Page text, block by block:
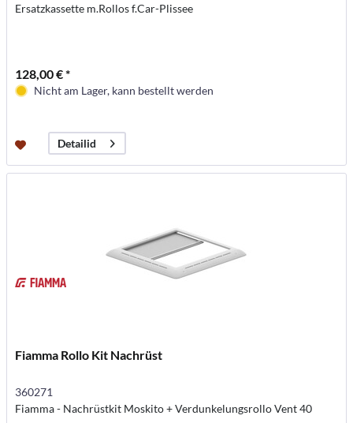
Ersatzkassette m.Rollos f.Car-Plissee
128,00 € *
Nicht am Lager, kann bestellt werden
Detailid
Fiamma Rollo Kit Nachrüst
360271
Fiamma - Nachrüstkit Moskito + Verdunkelungsrollo Vent 40